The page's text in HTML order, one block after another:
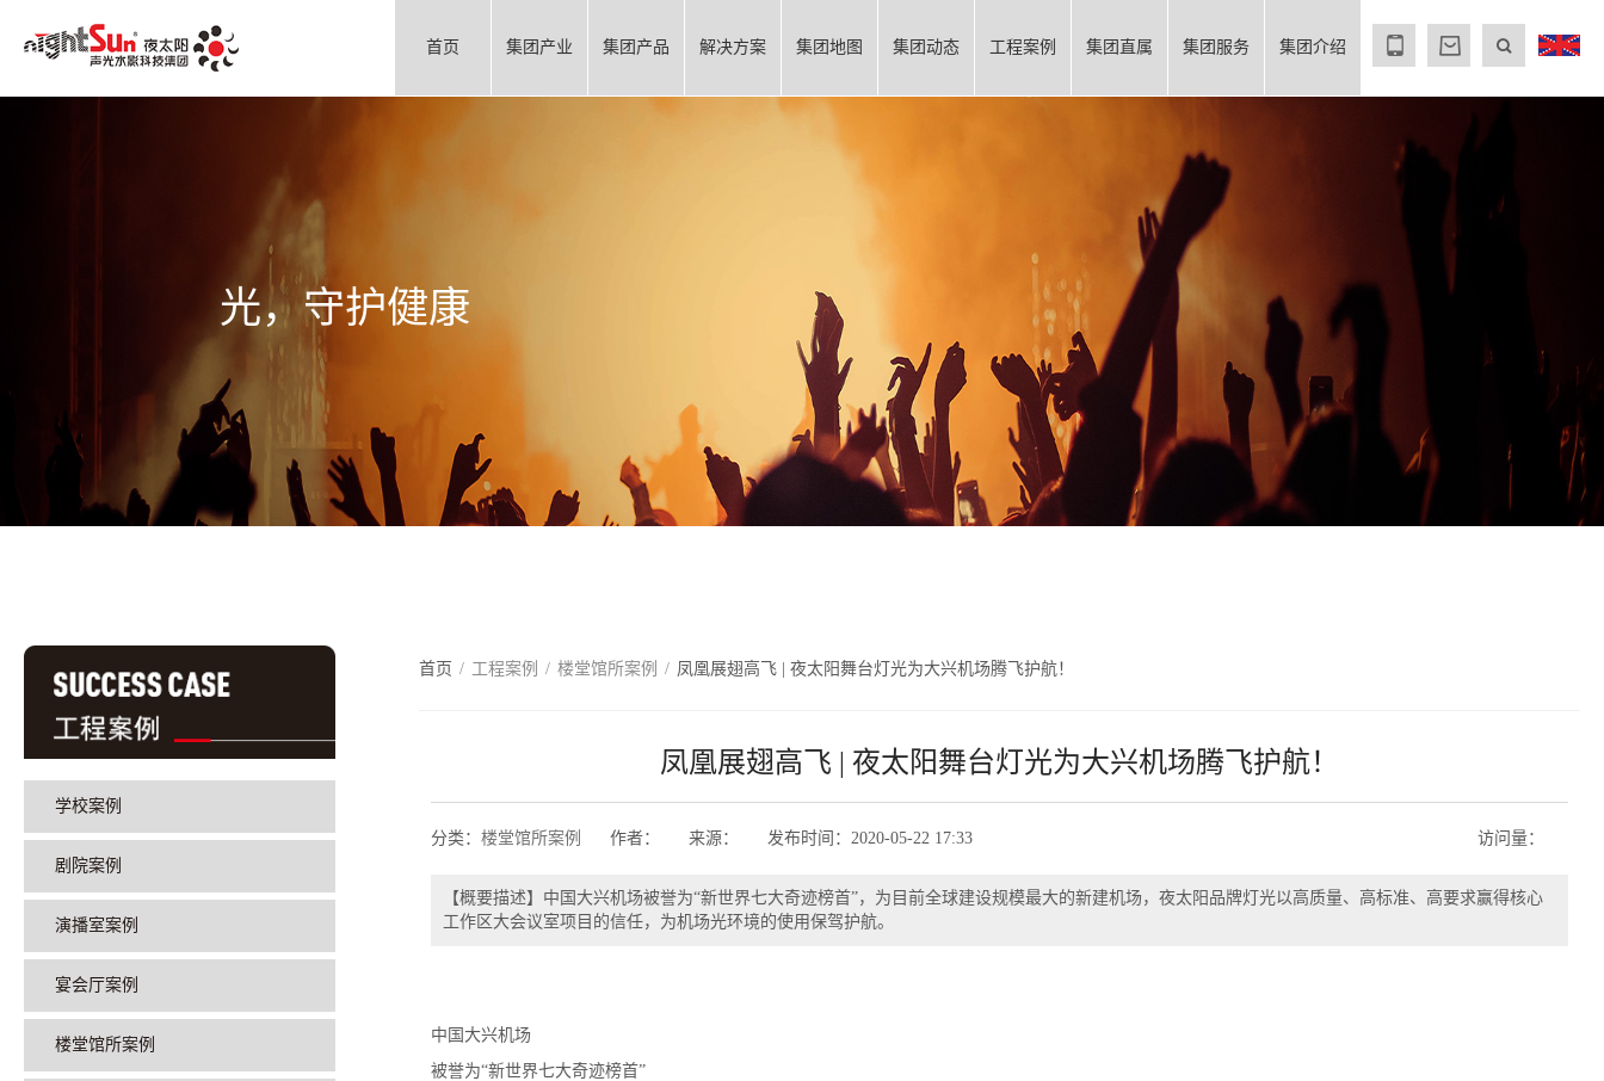
首页 集团产业 集团产品 解决方案 集团地图 集团动态 工程案例 集团直属 集团服务 集团介绍
光，守护健康
学校案例
剧院案例
演播室案例
宴会厅案例
楼堂馆所案例
首页 / 工程案例 / 楼堂馆所案例 / 凤凰展翅高飞 | 夜太阳舞台灯光为大兴机场腾飞护航！
凤凰展翅高飞 | 夜太阳舞台灯光为大兴机场腾飞护航！
分类：楼堂馆所案例 作者： 来源： 发布时间： 2020-05-22 17:33 访问量：
【概要描述】 中国大兴机场被誉为“新世界七大奇迹榜首”，为目前全球建设规模最大的新建机场，夜太阳品牌灯光以高质量、高标准、高要求赢得核心
工作区大会议室项目的信任，为机场光环境的使用保驾护航。
中国大兴机场
被誉为“新世界七大奇迹榜首”